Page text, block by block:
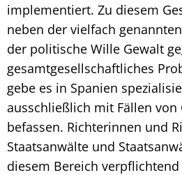
implementiert. Zu diesem
neben der vielfach
der politische Wille Gewalt
gesamtgesellschaftliches
gebe es in Spanien
ausschließlich mit Fällen von
befassen. Richterinnen und
Staatsanwälte und
diesem Bereich